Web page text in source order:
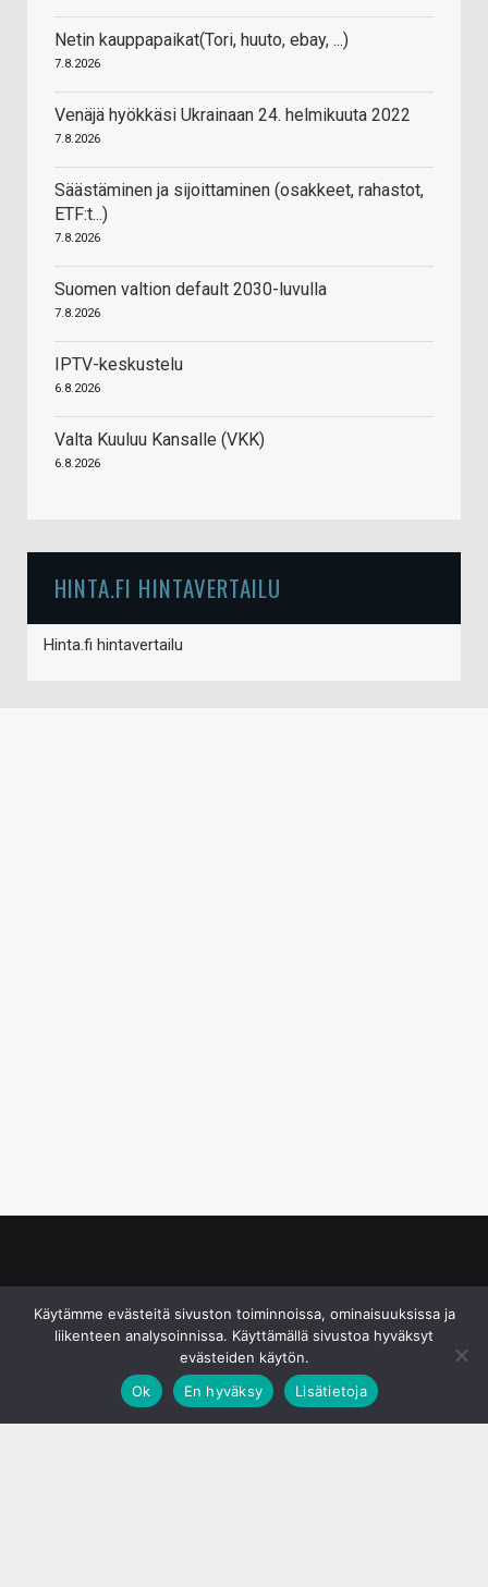
Netin kauppapaikat(Tori, huuto, ebay, ...)
7.8.2026
Venäjä hyökkäsi Ukrainaan 24. helmikuuta 2022
7.8.2026
Säästäminen ja sijoittaminen (osakkeet, rahastot,
ETF:t...)
7.8.2026
Suomen valtion default 2030-luvulla
7.8.2026
IPTV-keskustelu
6.8.2026
Valta Kuuluu Kansalle (VKK)
6.8.2026
HINTA.FI HINTAVERTAILU
Hinta.fi hintavertailu
Käytämme evästeitä sivuston toiminnoissa, ominaisuuksissa ja
liikenteen analysoinnissa. Käyttämällä sivustoa hyväksyt
evästeiden käytön.
Ok
En hyväksy Lisätietoja